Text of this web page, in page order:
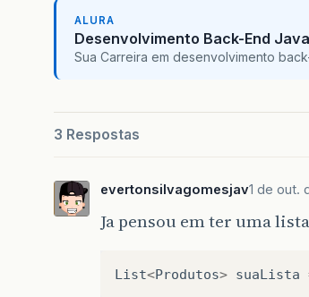
ALURA
Desenvolvimento Back-End Java
Sua Carreira em desenvolvimento
3 Respostas
evertonsilvagomesjav1 de out.
Ja pensou em ter uma
List<Produtos> suaLista